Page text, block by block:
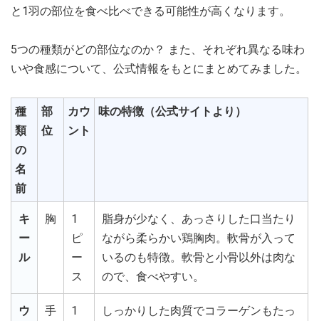
と1羽の部位を食べ比べできる可能性が高くなります。
5つの種類がどの部位なのか？ また、それぞれ異なる味わ
いや食感について、公式情報をもとにまとめてみました。
種
類
の
名
前
部
位
カウ
ント
味の特徴（公式サイトより）
キ
ー
ル
胸
1
ピ
ー
ス
脂身が少なく、あっさりした口当たり
ながら柔らかい鶏胸肉。軟骨が入って
いるのも特徴。軟骨と小骨以外は肉な
ので、食べやすい。
ウ
手
1
しっかりした肉質でコラーゲンもたっ